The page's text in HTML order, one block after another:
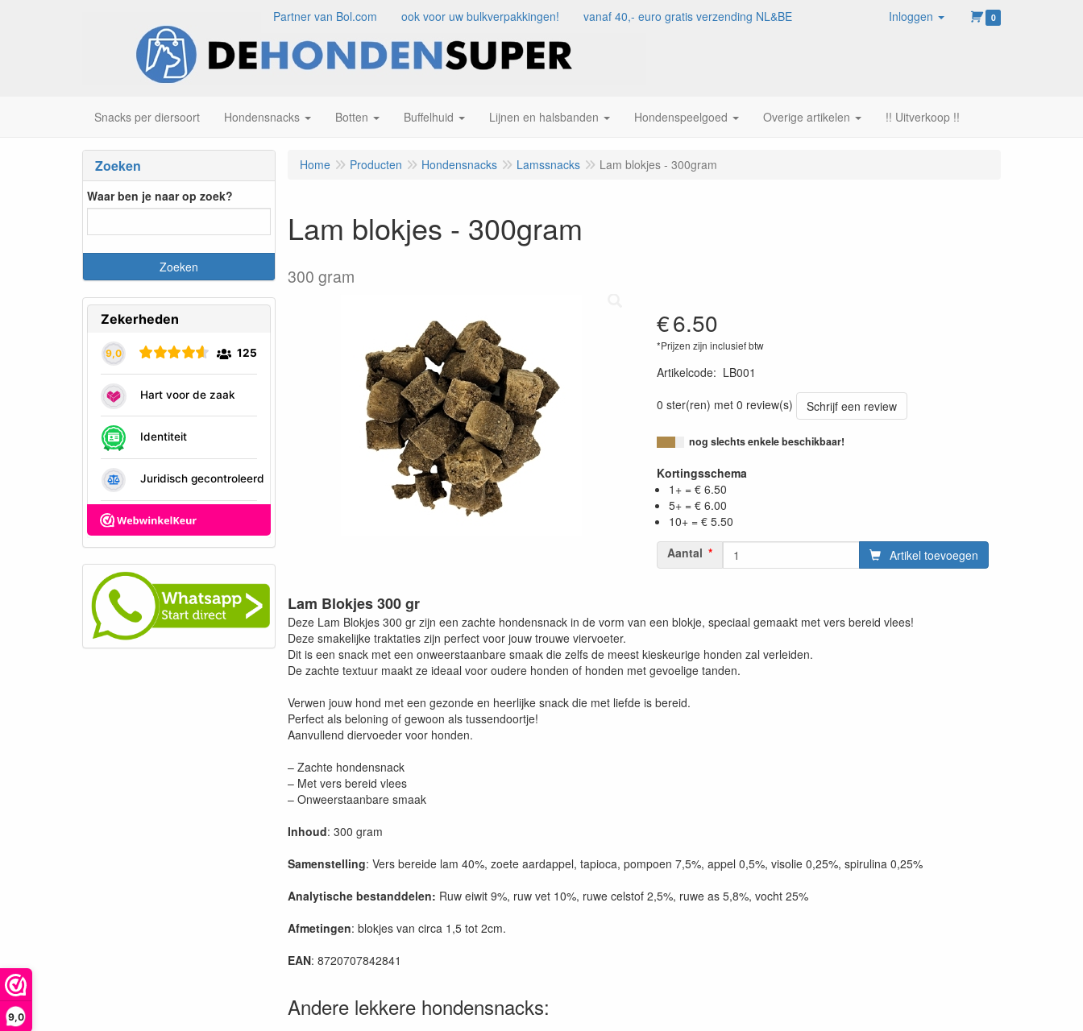
9,0
Partner van Bol.com ook voor uw bulkverpakkingen! vanaf 40,- euro gratis verzending NL&BE Inloggen 0
Snacks per diersoort Hondensnacks Botten Buffelhuid Lijnen en halsbanden Hondenspeelgoed Overige artikelen !! Uitverkoop !!
Zoeken
Waar ben je naar op zoek?
Home Producten Hondensnacks Lamssnacks Lam blokjes - 300gram
Lam blokjes - 300gram
300 gram
€6.50
*Prijzen zijn inclusief btw
Artikelcode: LB001
0 ster(ren) met 0 review(s)
Schrijf een review
nog slechts enkele beschikbaar!
Kortingsschema
1+ = € 6.50
5+ = € 6.00
10+ = € 5.50
Aantal
Artikel toevoegen
Lam Blokjes 300 gr
Deze Lam Blokjes 300 gr zijn een zachte hondensnack in de vorm van een blokje, speciaal gemaakt met vers bereid vlees!
Deze smakelijke traktaties zijn perfect voor jouw trouwe viervoeter.
Dit is een snack met een onweerstaanbare smaak die zelfs de meest kieskeurige honden zal verleiden.
De zachte textuur maakt ze ideaal voor oudere honden of honden met gevoelige tanden.
Verwen jouw hond met een gezonde en heerlijke snack die met liefde is bereid.
Perfect als beloning of gewoon als tussendoortje!
Aanvullend diervoeder voor honden.
– Zachte hondensnack
– Met vers bereid vlees
– Onweerstaanbare smaak
Inhoud: 300 gram
Samenstelling: Vers bereide lam 40%, zoete aardappel, tapioca, pompoen 7,5%, appel 0,5%, visolie 0,25%, spirulina 0,25%
Analytische bestanddelen: Ruw eiwit 9%, ruw vet 10%, ruwe celstof 2,5%, ruwe as 5,8%, vocht 25%
Afmetingen: blokjes van circa 1,5 tot 2cm.
EAN: 8720707842841
Andere lekkere hondensnacks: